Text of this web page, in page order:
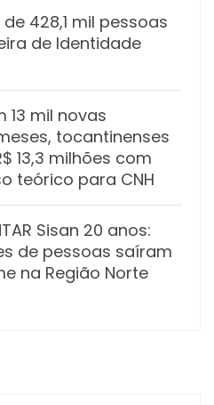
428,1 mil pessoas
de Identidade
13 mil novas
tocantinenses
13,3 milhões com
teórico para CNH
Sisan 20 anos:
de pessoas saíram
na Região Norte